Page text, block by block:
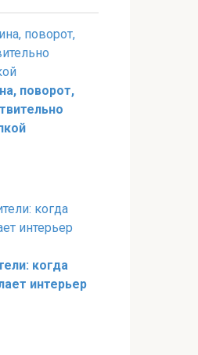
поворот,
когда
интерьер